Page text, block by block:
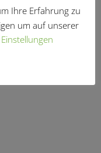
Ihre Erfahrung zu
um auf unserer